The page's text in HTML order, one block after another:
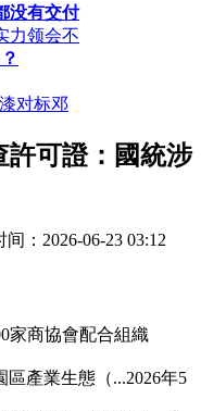
没有交付
力领会不
对标邓
許可證：國統涉
：2026-06-23 03:12
商協會配合組織
區產業生態（...2026年5